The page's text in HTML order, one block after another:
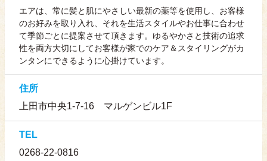
エアは、常に髪と肌にやさしい最新の薬等を使用し、お客様
のお好みを取り入れ、それを生活スタイルやお仕事に合わせ
て季節ごとに提案させて頂きます。ゆるやかさと技術の追求
性を両方大切にしてお客様が家でのケア＆スタイリングがカ
ンタンにできるように心掛けています。
住所
上田市中央1-7-16 マルゲンビル1F
TEL
0268-22-0816